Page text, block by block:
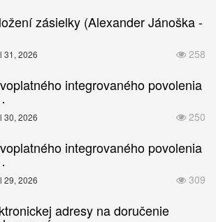
zásielky (Alexander Jánoška -
258
31, 2026
integrovaného povolenia
250
30, 2026
integrovaného povolenia
309
29, 2026
adresy na doručenie